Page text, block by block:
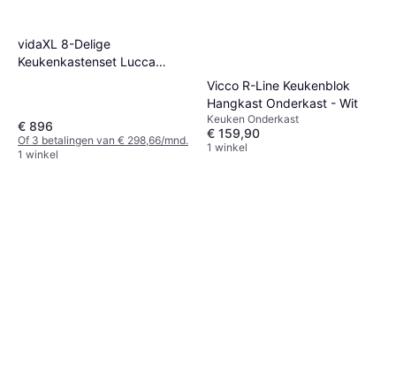
vidaXL 8-Delige
Keukenkastenset Lucca
€ 896
Of 3 betalingen van € 298,66/mnd.
1 winkel
Vicco R-Line Keukenblok
Hangkast Onderkast - Wit
Keuken Onderkast
€ 159,90
1 winkel